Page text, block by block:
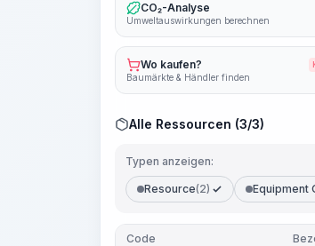
CO₂-Analyse
Umweltauswirkungen berechnen
Wo kaufen?
Baumärkte & Händler finden
Alle Ressourcen (3/3)
Typen anzeigen:
Resource(2) Equipment
Code